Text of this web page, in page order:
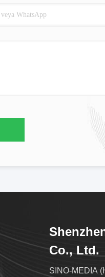
Co., Ltd.
SINO-MEDIA